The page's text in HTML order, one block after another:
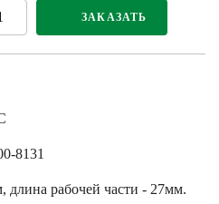
ЗАКАЗАТЬ
8131
длина рабочей части - 27мм.